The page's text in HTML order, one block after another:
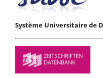
Système Universitaire de